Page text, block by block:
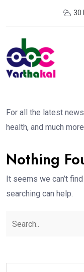
30
For all the latest
health, and much more
Nothing
It seems we can’t
searching can help.